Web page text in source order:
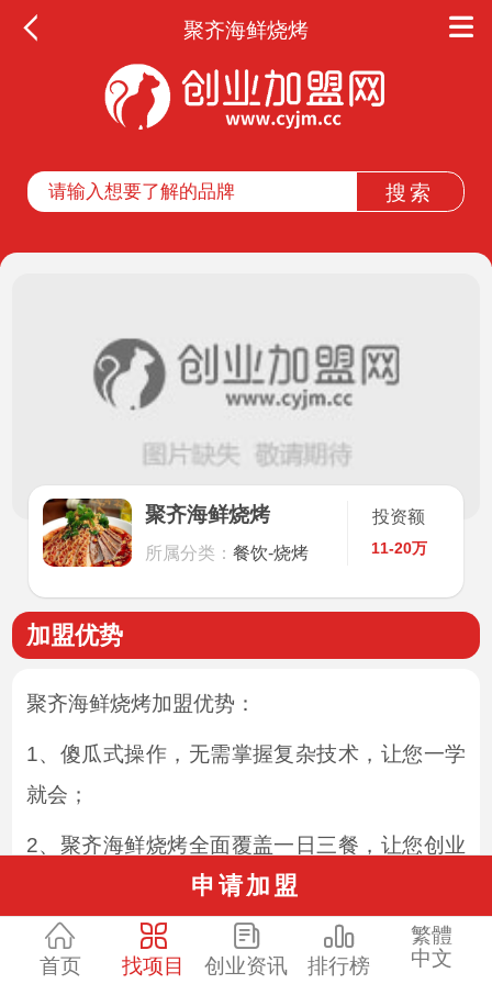
聚齐海鲜烧烤
聚齐海鲜烧烤
所属分类： 餐饮-烧烤
投资额
11-20万
加盟优势
聚齐海鲜烧烤加盟优势：
1、傻瓜式操作，无需掌握复杂技术，让您一学
就会；
2、聚齐海鲜烧烤全面覆盖一日三餐，让您创业
3、投资小，风险低，两人即可开店，让你一年
四季轻松赚不停；
申请加盟
首页 找项目 创业资讯 排行榜
繁體
中文